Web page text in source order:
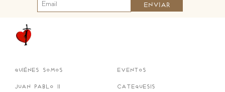
quiénes somos
juan pablo ii
eventos
catequesis